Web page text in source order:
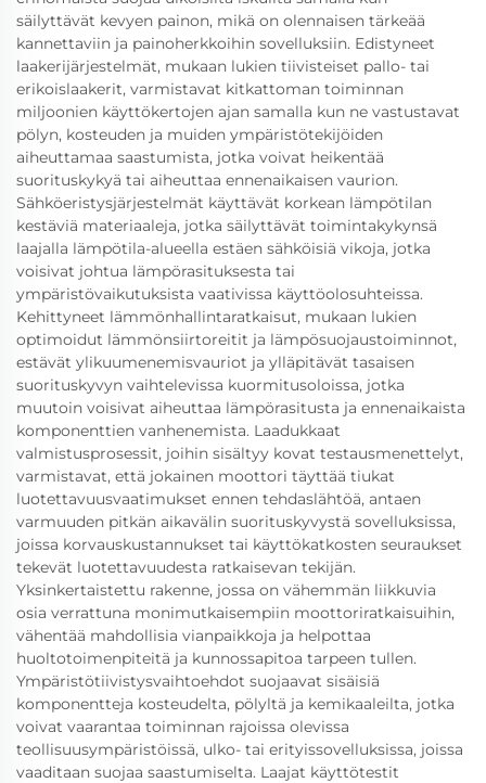
säilyttävät kevyen painon, mikä on olennaisen tärkeää
kannettaviin ja painoherkkoihin sovelluksiin. Edistyneet
laakerijärjestelmät, mukaan lukien tiivisteiset pallo- tai
erikoislaakerit, varmistavat kitkattoman toiminnan
miljoonien käyttökertojen ajan samalla kun ne vastustavat
pölyn, kosteuden ja muiden ympäristötekijöiden
aiheuttamaa saastumista, jotka voivat heikentää
suorituskykyä tai aiheuttaa ennenaikaisen vaurion.
Sähköeristysjärjestelmät käyttävät korkean lämpötilan
kestäviä materiaaleja, jotka säilyttävät toimintakykynsä
laajalla lämpötila-alueella estäen sähköisiä vikoja, jotka
voisivat johtua lämpörasituksesta tai
ympäristövaikutuksista vaativissa käyttöolosuhteissa.
Kehittyneet lämmönhallintaratkaisut, mukaan lukien
optimoidut lämmönsiirtoreitit ja lämpösuojaustoiminnot,
estävät ylikuumenemisvauriot ja ylläpitävät tasaisen
suorituskyvyn vaihtelevissa kuormitusoloissa, jotka
muutoin voisivat aiheuttaa lämpörasitusta ja ennenaikaista
komponenttien vanhenemista. Laadukkaat
valmistusprosessit, joihin sisältyy kovat testausmenettelyt,
varmistavat, että jokainen moottori täyttää tiukat
luotettavuusvaatimukset ennen tehdaslähtöä, antaen
varmuuden pitkän aikavälin suorituskyvystä sovelluksissa,
joissa korvauskustannukset tai käyttökatkosten seuraukset
tekevät luotettavuudesta ratkaisevan tekijän.
Yksinkertaistettu rakenne, jossa on vähemmän liikkuvia
osia verrattuna monimutkaisempiin moottoriratkaisuihin,
vähentää mahdollisia vianpaikkoja ja helpottaa
huoltotoimenpiteitä ja kunnossapitoa tarpeen tullen.
Ympäristötiivistysvaihtoehdot suojaavat sisäisiä
komponentteja kosteudelta, pölyltä ja kemikaaleilta, jotka
voivat vaarantaa toiminnan rajoissa olevissa
teollisuusympäristöissä, ulko- tai erityissovelluksissa, joissa
vaaditaan suojaa saastumiselta. Laajat käyttötestit